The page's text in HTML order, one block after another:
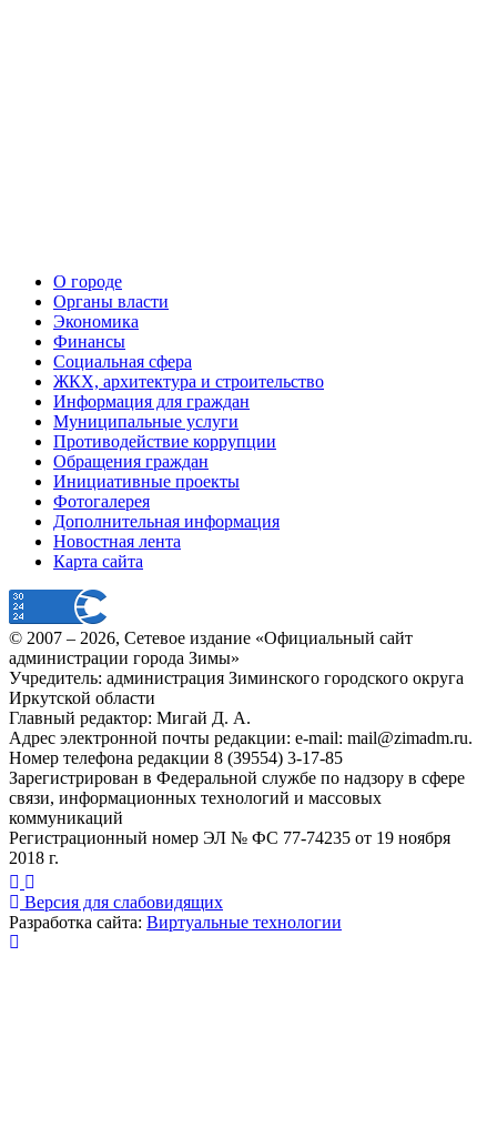
О городе
Органы власти
Экономика
Финансы
Социальная сфера
ЖКХ, архитектура и строительство
Информация для граждан
Муниципальные услуги
Противодействие коррупции
Обращения граждан
Инициативные проекты
Фотогалерея
Дополнительная информация
Новостная лента
Карта сайта
© 2007 – 2026, Сетевое издание «Официальный сайт
администрации города Зимы»
Учредитель: администрация Зиминского городского округа
Иркутской области
Главный редактор: Мигай Д. А.
Адрес электронной почты редакции: e-mail: mail@zimadm.ru.
Номер телефона редакции 8 (39554) 3-17-85
Зарегистрирован в Федеральной службе по надзору в сфере
связи, информационных технологий и массовых
коммуникаций
Регистрационный номер ЭЛ № ФС 77-74235 от 19 ноября
2018 г.
Версия для слабовидящих
Разработка сайта: Виртуальные технологии